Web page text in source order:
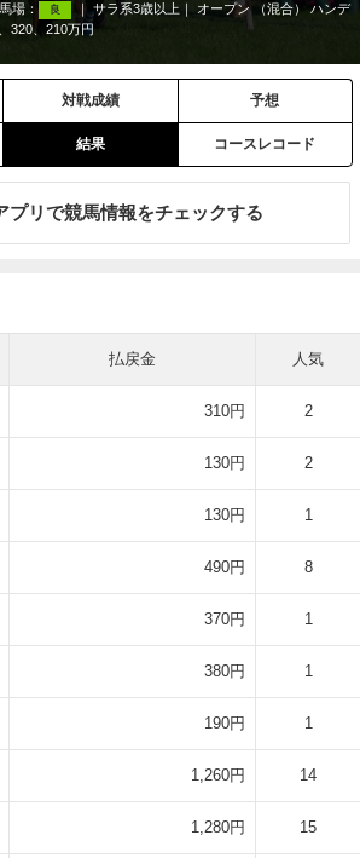
馬場： 良 サラ系3歳以上
オープン （混合） ハンデ
320、210万円
対戦成績 予想
結果 コースレコード
プリで競馬情報をチェックする
払戻金 人気
310円 2
130円 2
130円 1
490円 8
370円 1
380円 1
190円 1
1,260円 14
1,280円 15